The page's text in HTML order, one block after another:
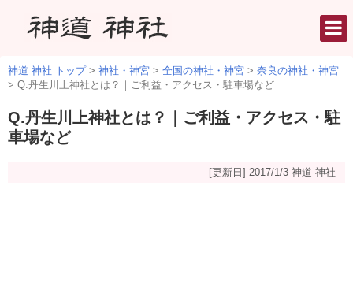
神道 神社 トップ> 神社・神宮 > 全国の神社・神宮 > 奈良の神社・神宮
> Q.丹生川上神社とは？｜ご利益・アクセス・駐車場など
Q.丹生川上神社とは？｜ご利益・アクセス・駐
車場など
[更新日] 2017/1/3 神道 神社